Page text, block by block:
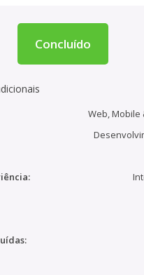
Concluído
Web, Mobile